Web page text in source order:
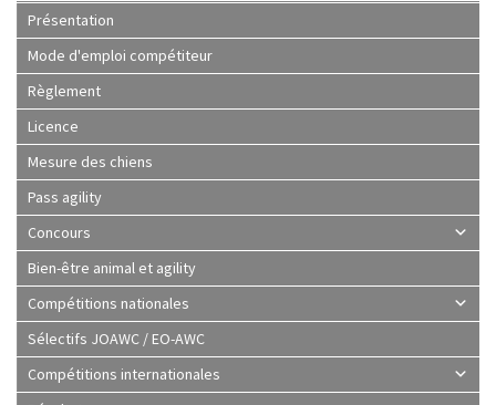
Présentation
Mode d'emploi compétiteur
Règlement
Licence
Mesure des chiens
Pass agility
Concours
Bien-être animal et agility
Compétitions nationales
Sélectifs JOAWC / EO-AWC
Compétitions internationales